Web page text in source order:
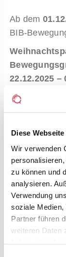
Diese
Wir verwenden
zu können und
analysieren.
Verwendung
soziale Medien,
Partner führen
weiteren Daten
Ab dem
BIB-
22.12.2025 –
Hierzu
Auswahl:
Sporthalle
Jeden
Jeden
gehts zum